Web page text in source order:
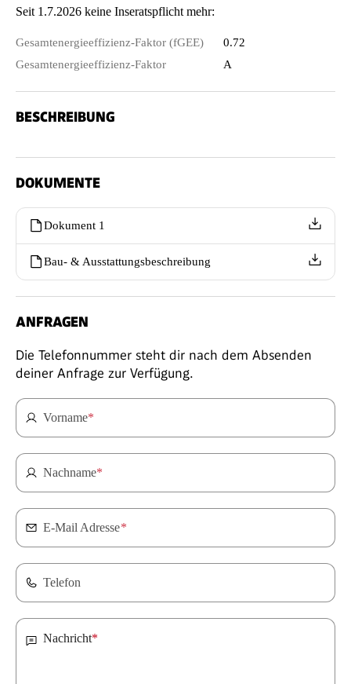
Seit 1.7.2026 keine Inseratspflicht mehr:
Gesamtenergieeffizienz-Faktor (fGEE)
0.72
Gesamtenergieeffizienz-Faktor
A
BESCHREIBUNG
DOKUMENTE
Dokument 1
Bau- & Ausstattungsbeschreibung
ANFRAGEN
Die Telefonnummer steht dir nach dem Absenden
deiner Anfrage zur Verfügung.
Vorname*
Nachname*
E-Mail Adresse*
Telefon
Nachricht*